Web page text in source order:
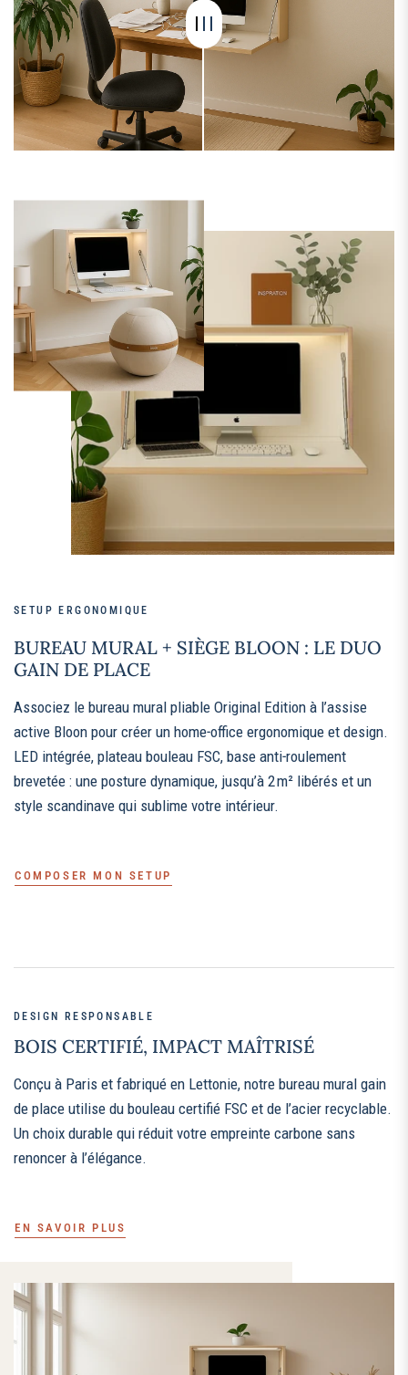
SETUP ERGONOMIQUE
BUREAU MURAL + SIÈGE BLOON : LE DUO
GAIN DE PLACE
Associez le bureau mural pliable Original Edition à l’assise
active Bloon pour créer un home‑office ergonomique et design.
LED intégrée, plateau bouleau FSC, base anti‑roulement
brevetée : une posture dynamique, jusqu’à 2 m² libérés et un
style scandinave qui sublime votre intérieur.
COMPOSER MON SETUP
DESIGN RESPONSABLE
BOIS CERTIFIÉ, IMPACT MAÎTRISÉ
Conçu à Paris et fabriqué en Lettonie, notre bureau mural gain
de place utilise du bouleau certifié FSC et de l’acier recyclable.
Un choix durable qui réduit votre empreinte carbone sans
renoncer à l’élégance.
EN SAVOIR PLUS